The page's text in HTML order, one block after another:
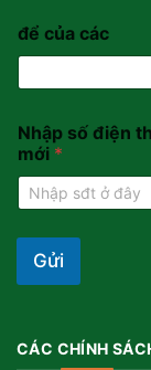
để của các
Nhập số điện
mới *
Gửi
CÁC CHÍNH